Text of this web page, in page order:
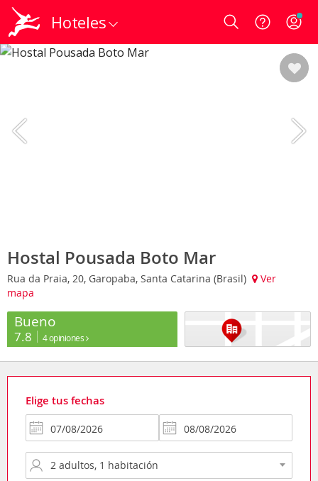
Hoteles Login
Hostal Pousada Boto Mar
Rua da Praia, 20, Garopaba, Santa Catarina (Brasil)
Ver
mapa
Bueno
7.8 4 opiniones
Elige tus fechas